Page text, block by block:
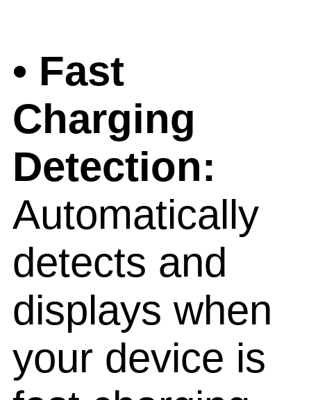
• Fast
Charging
Detection:
Automatically
detects and
displays when
your device is